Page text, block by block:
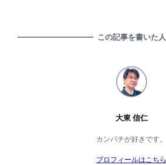
この記事を書いた人
大東 信仁
カンパチが好きです。
プロフィールはこちら